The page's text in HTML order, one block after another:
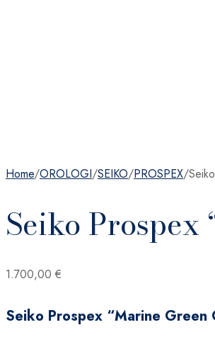
Home/OROLOGI/SEIKO/PROSPEX/
Seiko Prospex
1.700,00 €
Seiko Prospex “Marine Green